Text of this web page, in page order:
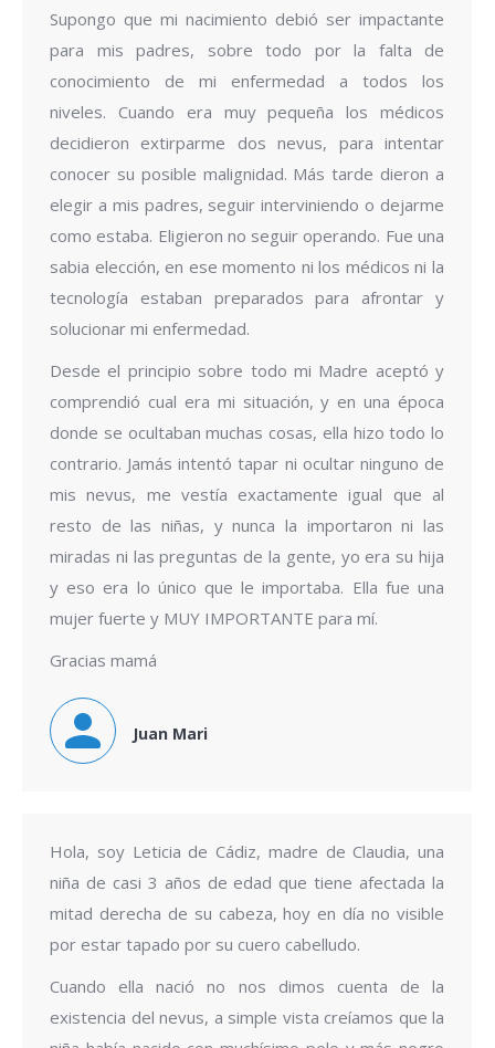
Supongo que mi nacimiento debió ser impactante
para mis padres, sobre todo por la falta de
conocimiento de mi enfermedad a todos los
niveles. Cuando era muy pequeña los médicos
decidieron extirparme dos nevus, para intentar
conocer su posible malignidad. Más tarde dieron a
elegir a mis padres, seguir interviniendo o dejarme
como estaba. Eligieron no seguir operando. Fue una
sabia elección, en ese momento ni los médicos ni la
tecnología estaban preparados para afrontar y
solucionar mi enfermedad.
Desde el principio sobre todo mi Madre aceptó y
comprendió cual era mi situación, y en una época
donde se ocultaban muchas cosas, ella hizo todo lo
contrario. Jamás intentó tapar ni ocultar ninguno de
mis nevus, me vestía exactamente igual que al
resto de las niñas, y nunca la importaron ni las
miradas ni las preguntas de la gente, yo era su hija
y eso era lo único que le importaba. Ella fue una
mujer fuerte y MUY IMPORTANTE para mí.
Gracias mamá
Juan Mari
Hola, soy Leticia de Cádiz, madre de Claudia, una
niña de casi 3 años de edad que tiene afectada la
mitad derecha de su cabeza, hoy en día no visible
por estar tapado por su cuero cabelludo.
Cuando ella nació no nos dimos cuenta de la
existencia del nevus, a simple vista creíamos que la